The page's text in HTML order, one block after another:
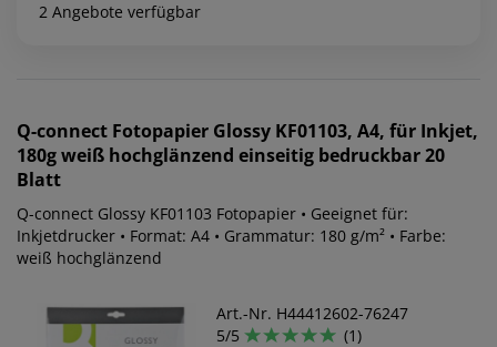
2 Angebote verfügbar
Q-connect Fotopapier Glossy KF01103, A4, für Inkjet,
180g weiß hochglänzend einseitig bedruckbar 20
Blatt
Q-connect Glossy KF01103 Fotopapier • Geeignet für:
Inkjetdrucker • Format: A4 • Grammatur: 180 g/m² • Farbe:
weiß hochglänzend
Art.-Nr. H44412602-76247
5/5
(1)